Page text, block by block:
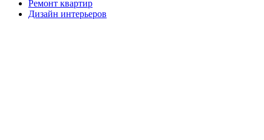
Ремонт квартир
Дизайн интерьеров